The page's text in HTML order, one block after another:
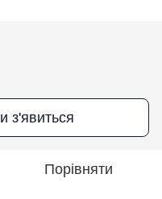
з'явиться
Порівняти